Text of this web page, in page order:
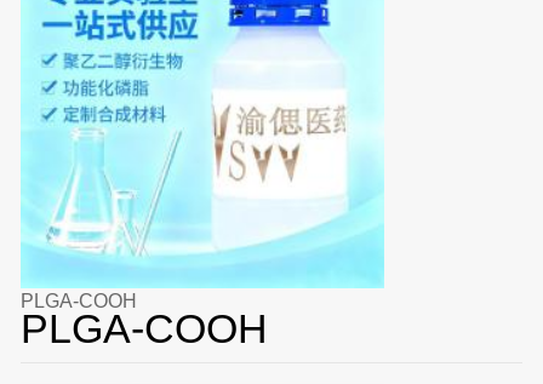
PLGA-COOH
PLGA-COOH